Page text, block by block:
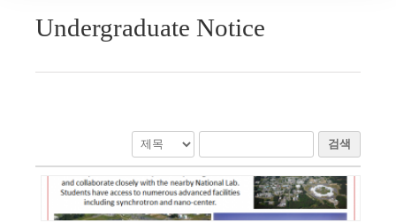
Undergraduate Notice
검색